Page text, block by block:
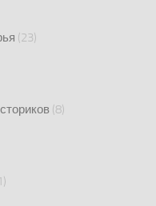
(23)
(8)